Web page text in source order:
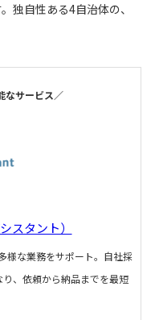
独自性ある4自治体の、
なサービス／
スタント）
様な業務をサポート。自社採
、依頼から納品までを最短